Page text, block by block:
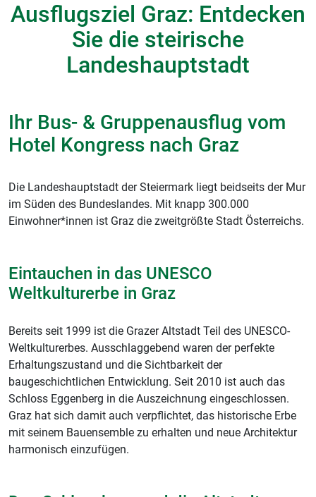
Ausflugsziel Graz: Entdecken
Sie die steirische
Landeshauptstadt
Ihr Bus- & Gruppenausflug vom
Hotel Kongress nach Graz
Die Landeshauptstadt der Steiermark liegt beidseits der Mur
im Süden des Bundeslandes. Mit knapp 300.000
Einwohner*innen ist Graz die zweitgrößte Stadt Österreichs.
Eintauchen in das UNESCO
Weltkulturerbe in Graz
Bereits seit 1999 ist die Grazer Altstadt Teil des UNESCO-
Weltkulturerbes. Ausschlaggebend waren der perfekte
Erhaltungszustand und die Sichtbarkeit der
baugeschichtlichen Entwicklung. Seit 2010 ist auch das
Schloss Eggenberg in die Auszeichnung eingeschlossen.
Graz hat sich damit auch verpflichtet, das historische Erbe
mit seinem Bauensemble zu erhalten und neue Architektur
harmonisch einzufügen.